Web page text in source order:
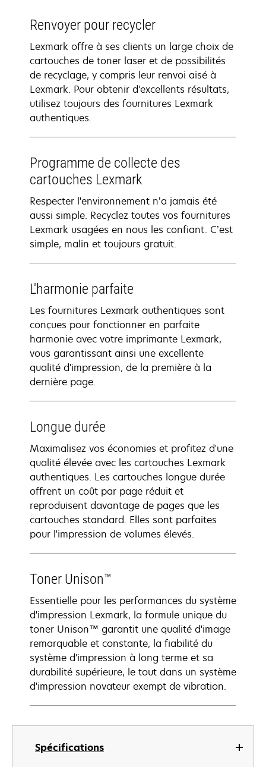
Spécifications
Renvoyer pour recycler
Lexmark offre à ses clients un large choix de
cartouches de toner laser et de possibilités
de recyclage, y compris leur renvoi aisé à
Lexmark. Pour obtenir d'excellents résultats,
utilisez toujours des fournitures Lexmark
authentiques.
Programme de collecte des
cartouches Lexmark
Respecter l'environnement n’a jamais été
aussi simple. Recyclez toutes vos fournitures
Lexmark usagées en nous les confiant. C’est
simple, malin et toujours gratuit.
L'harmonie parfaite
Les fournitures Lexmark authentiques sont
conçues pour fonctionner en parfaite
harmonie avec votre imprimante Lexmark,
vous garantissant ainsi une excellente
qualité d'impression, de la première à la
dernière page.
Longue durée
Maximalisez vos économies et profitez d'une
qualité élevée avec les cartouches Lexmark
authentiques. Les cartouches longue durée
offrent un coût par page réduit et
reproduisent davantage de pages que les
cartouches standard. Elles sont parfaites
pour l'impression de volumes élevés.
Toner Unison™
Essentielle pour les performances du système
d'impression Lexmark, la formule unique du
toner Unison™ garantit une qualité d'image
remarquable et constante, la fiabilité du
système d'impression à long terme et sa
durabilité supérieure, le tout dans un système
d'impression novateur exempt de vibration.